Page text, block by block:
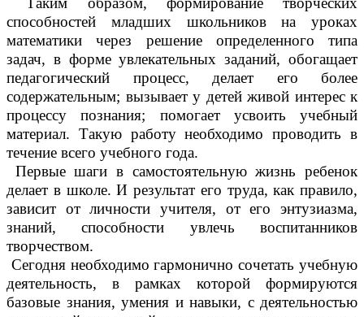
способностей младших школьников на уроках
математики через решение определенного типа
задач, в форме увлекательных заданий, обогащает
педагогический процесс, делает его более
содержательным; вызывает у детей живой интерес к
процессу познания; помогает усвоить учебный
материал. Такую работу необходимо проводить в
течение всего учебного года.
Первые шаги в самостоятельную жизнь ребенок
делает в школе. И результат его труда, как правило,
зависит от личности учителя, от его энтузиазма,
знаний, способности увлечь воспитанников
творчеством.
Сегодня необходимо гармонично сочетать учебную
деятельность, в рамках которой формируются
базовые знания, умения и навыки, с деятельностью